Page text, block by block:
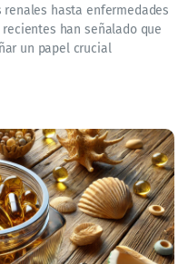
hasta enfermedades
han señalado que
un papel crucial